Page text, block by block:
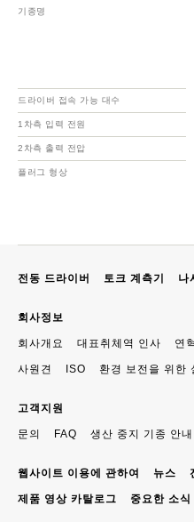
기종명
드라이버 접속 가능 대수
1차측 입력 전원
2차측 출력 전압
플러그 형상
전동 드라이버 토크 계측기 나
회사정보
회사개요 대표취체역 인사 연혁
사원견 ISO 환경 보전을 위한
고객지원
문의 FAQ 생산 중지 기종 안내
웹사이트 이용에 관하여 뉴스
제품 영상 카탈로그 중요한 소식